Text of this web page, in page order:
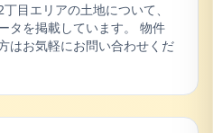
丁目エリアの土地について、
タを掲載しています。 物件
はお気軽にお問い合わせくだ